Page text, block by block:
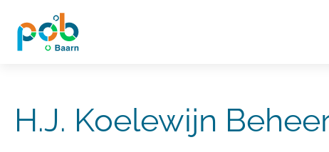
H.J. Koelewijn